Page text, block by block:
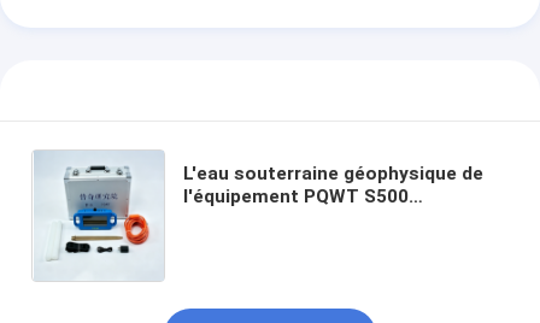
L'eau souterraine géophysique de
l'équipement PQWT S500